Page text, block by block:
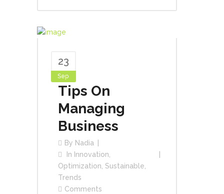
23
Sep
Tips On
Managing
Business
By Nadia
In Innovation
Optimization Sustainable
Trends
Comments